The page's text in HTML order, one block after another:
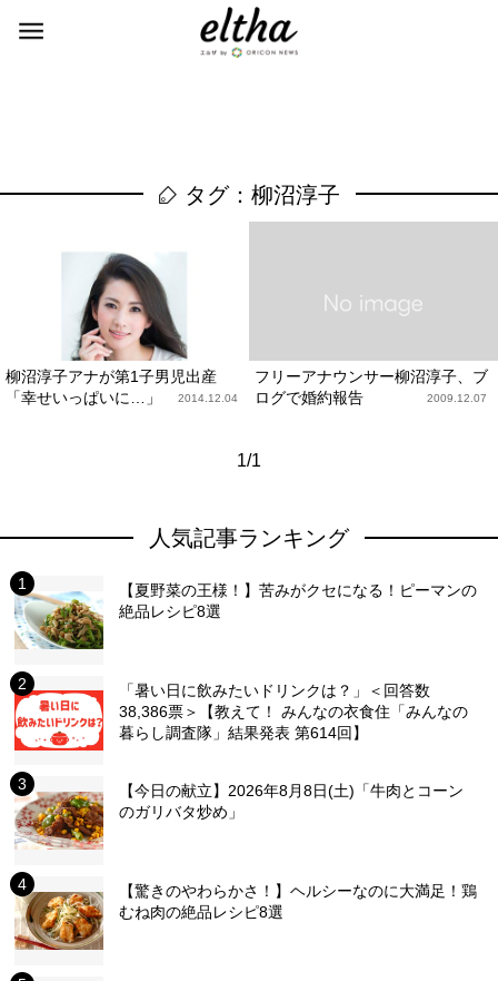
タグ：柳沼淳子
柳沼淳子アナが第1子男児出産
「幸せいっぱいに…」
2014.12.04
フリーアナウンサー柳沼淳子、ブ
ログで婚約報告
2009.12.07
1/1
人気記事ランキング
【夏野菜の王様！】苦みがクセになる！ピーマンの
絶品レシピ8選
「暑い日に飲みたいドリンクは？」＜回答数
38,386票＞【教えて！ みんなの衣食住「みんなの
暮らし調査隊」結果発表 第614回】
【今日の献立】2026年8月8日(土)「牛肉とコーン
のガリバタ炒め」
【驚きのやわらかさ！】ヘルシーなのに大満足！鶏
むね肉の絶品レシピ8選